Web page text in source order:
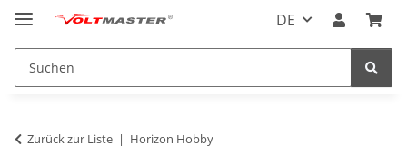
DE
Zurück zur Liste Horizon Hobby